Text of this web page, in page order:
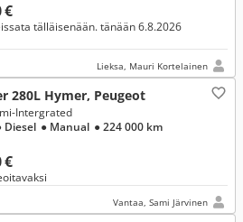
€
tälläisenään. tänään 6.8.2026
Lieksa, Mauri Kortelainen
280L Hymer, Peugeot
€
Intergrated
Diesel ● Manual ● 224 000 km
Vantaa, Sami Järvinen